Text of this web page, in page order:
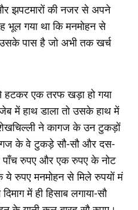
झपटमारों की नजर से अपने
भूल गया था कि मनमोहन से
उसके पास है जो अभी तक खर्च
हटकर एक तरफ खड़ा हो गया
में हाथ डाला तो उसके हाथ में
ने कागज के उन टुकड़ों
के वे टुकड़े सौ-सौ और दस-
रुपए और एक रुपए के नोट
रुपए मनमोहन से मिले रुपयों मं
में ही हिसाब लगाया-सौ